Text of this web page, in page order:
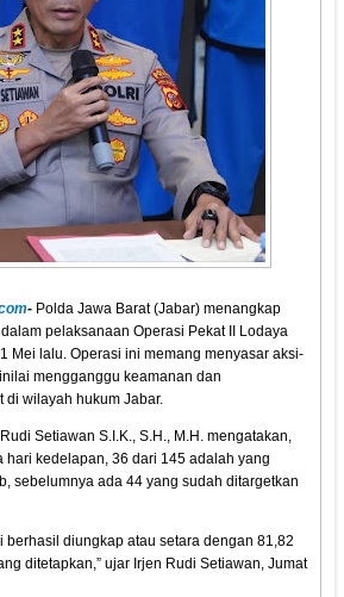
- Polda Jawa Barat (Jabar) menangkap
pelaksanaan Operasi Pekat II Lodaya
Mei lalu. Operasi ini memang menyasar aksi-
mengganggu keamanan dan
di wilayah hukum Jabar.
Setiawan S.I.K., S.H., M.H. mengatakan,
hari kedelapan, 36 dari 145 adalah yang
sebelumnya ada 44 yang sudah ditargetkan
berhasil diungkap atau setara dengan 81,82
ditetapkan,” ujar Irjen Rudi Setiawan, Jumat